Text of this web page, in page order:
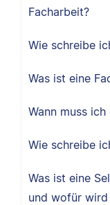
Facharbeit?
Wie schreibe
Was ist eine
Wann muss
Wie schreibe
Was ist eine
und wofür